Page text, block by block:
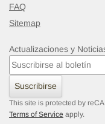
FAQ
Sitemap
Actualizaciones y
Suscribirse
This site is protected by
Terms of Service apply.